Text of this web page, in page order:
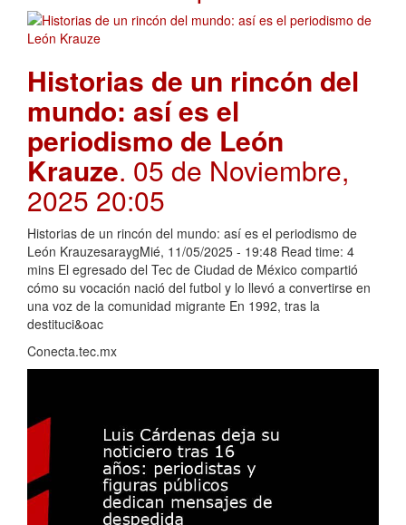
Historias de un rincón del
mundo: así es el
periodismo de León
Krauze. 05 de Noviembre,
2025 20:05
Historias de un rincón del mundo: así es el periodismo de
León KrauzesaraygMié, 11/05/2025 - 19:48 Read time: 4
mins El egresado del Tec de Ciudad de México compartió
cómo su vocación nació del futbol y lo llevó a convertirse en
una voz de la comunidad migrante En 1992, tras la
destituci&oac
Conecta.tec.mx